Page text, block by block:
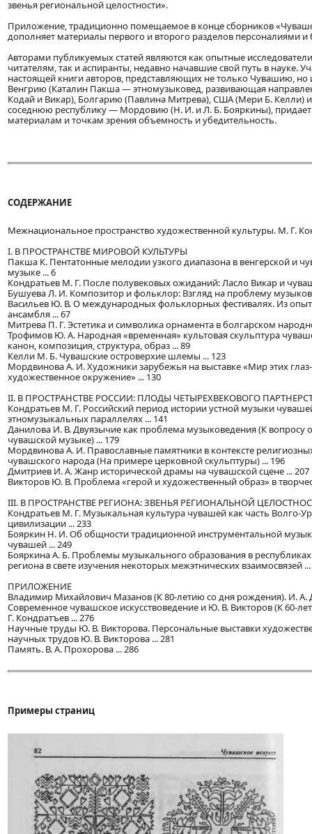
звенья региональной целостности».
Приложение, традиционно помещаемое в конце сборников
дополняет материалы первого и второго разделов персоналиями
Авторами публикуемых статей являются как опытные
читателям, так и аспиранты, недавно начавшие свой путь в науке.
настоящей книги авторов, представляющих не только Чувашию, но
Венгрию (Каталин Пакша — этномузыковед, развивающая
Кодай и Викар), Болгарию (Павлина Митрева), США (Мери Б. Келли)
соседнюю республику — Мордовию (Н. И. и Л. Б. Бояркины),
материалам и точкам зрения объемность и убедительность.
СОДЕРЖАНИЕ
Межнациональное пространство художественной культуры. М. Г.
I. В ПРОСТРАНСТВЕ МИРОВОЙ КУЛЬТУРЫ
Пакша К. Пентатонные мелодии узкого диапазона в венгерской и
музыке ... 6
Кондратьев М. Г. После полувековых ожиданий: Ласло Викар и
Бушуева Л. И. Композитор и фольклор: Взгляд на проблему
Васильев Ю. В. О международных фольклорных фестивалях. Из
ансамбля ... 67
Митрева П. Г. Эстетика и символика орнамента в болгарском
Трофимов Ю. А. Народная «временная» культовая скульптура
канон, композиция, структура, образ ... 89
Келли М. Б. Чувашские островерхие шлемы ... 123
Мордвинова А. И. Художники зарубежья на выставке «Мир этих
художественное окружение» ... 130
II. В ПРОСТРАНСТВЕ РОССИИ: ПЛОДЫ ЧЕТЫРЕХВЕКОВОГО
Кондратьев М. Г. Российский период истории устной музыки
этномузыкальных параллелях ... 141
Данилова И. В. Двуязычие как проблема музыковедения (К вопросу
чувашской музыке) ... 179
Мордвинова А. И. Православные памятники в контексте
чувашского народа (На примере церковной скульптуры) ... 196
Дмитриев И. А. Жанр исторической драмы на чувашской сцене ... 207
Викторов Ю. В. Проблема «герой и художественный образ» в
III. В ПРОСТРАНСТВЕ РЕГИОНА: ЗВЕНЬЯ РЕГИОНАЛЬНОЙ
Кондратьев М. Г. Музыкальная культура чувашей как часть Волго-
цивилизации ... 233
Бояркин Н. И. Об общности традиционной инструментальной
чувашей ... 249
Бояркина А. Б. Проблемы музыкального образования в
региона в свете изучения некоторых межэтнических взаимосвязей ...
ПРИЛОЖЕНИЕ
Владимир Михайлович Мазанов (К 80-летию со дня рождения). И. А.
Современное чувашское искусствоведение и Ю. В. Викторов (К 60-
Г. Кондратъев ... 276
Научные труды Ю. В. Викторова. Персональные выставки
научных трудов Ю. В. Викторова ... 281
Память. В. А. Прохорова ... 286
Примеры страниц